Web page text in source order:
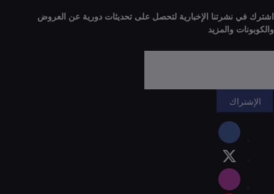
نشرتنا الإخبارية لتحصل على تحديثات دورية عن العروض
والمزيد